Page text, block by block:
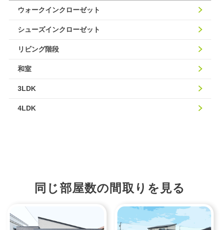
ウォークインクローゼット
シューズインクローゼット
リビング階段
和室
3LDK
4LDK
同じ部屋数の間取りを見る